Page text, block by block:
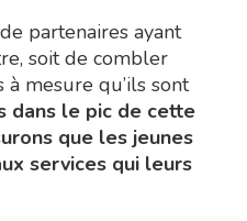
partenaires ayant
soit de combler
mesure qu’ils sont
dans le pic de cette
que les jeunes
services qui leurs